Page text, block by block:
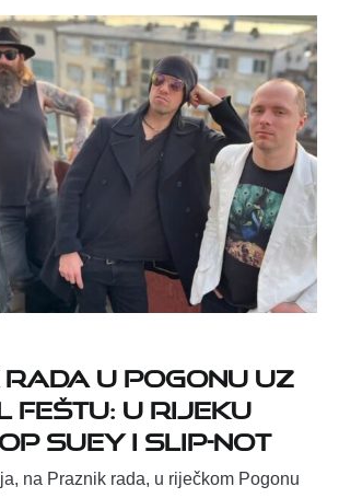
u Pogonu uz
feštu: u Rijeku
Suey i Slip-NOT
na Praznik rada, u riječkom Pogonu